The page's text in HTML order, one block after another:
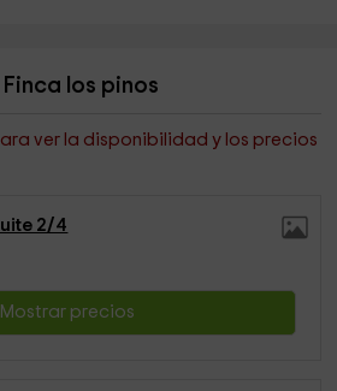
los pinos
ver la disponibilidad y los precios
2/4
Mostrar precios